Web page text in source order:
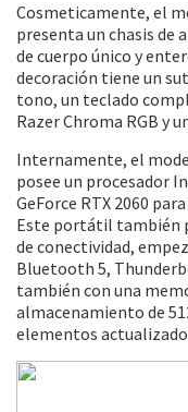
Cosmeticamente, el
presenta un chasis de
de cuerpo único y
decoración tiene un
tono, un teclado
Razer Chroma RGB y
Internamente, el
posee un procesador
GeForce RTX 2060
Este portátil también
de conectividad,
Bluetooth 5,
también con una
almacenamiento de
elementos